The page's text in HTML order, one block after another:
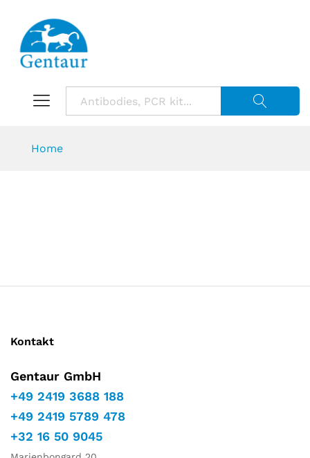
Home
Kontakt
Gentaur GmbH
+49 2419 3688 188
+49 2419 5789 478
+32 16 50 9045